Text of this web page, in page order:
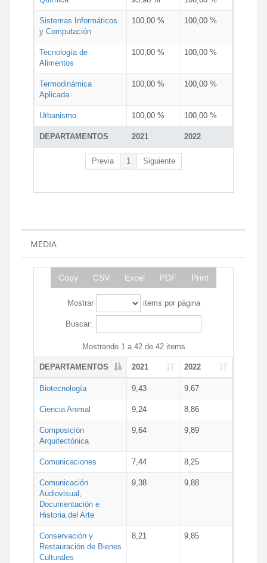
DEPARTAMENTOS 2021 2022
Sistemas Informáticos
y Computación
100,00 % 100,00 %
Tecnología de
Alimentos
100,00 % 100,00 %
Termodinámica
Aplicada
100,00 % 100,00 %
Urbanismo 100,00 % 100,00 %
Previa 1 Siguiente
MEDIA
Copy CSV Excel PDF Print
Mostrar items por página
Buscar:
Mostrando 1 a 42 de 42 items
DEPARTAMENTOS 2021 2022
Biotecnología 9,43 9,67
Ciencia Animal 9,24 8,86
Composición
Arquitectónica
9,64 9,89
Comunicaciones 7,44 8,25
Comunicación
Audiovisual,
Documentación e
Historia del Arte
9,38 9,88
Conservación y
Restauración de Bienes
Culturales
8,21 9,85